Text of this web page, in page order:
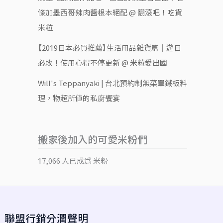
條加墨西哥辣肉醬根本絕配 @ 翻滾吧！吃貨
米粒
【2019日本必買推薦】生活用品雜貨篇｜遊日
必敗！使用心得不停更新 @ 米粒愛出國
Will's Teppanyaki | 台北預約制無菜單鐵板料
理，物超所值的私廚饗宴
搬家後加入的可愛米粉們
17,066 人已成為 米粉
聯盟行銷分潤聲明